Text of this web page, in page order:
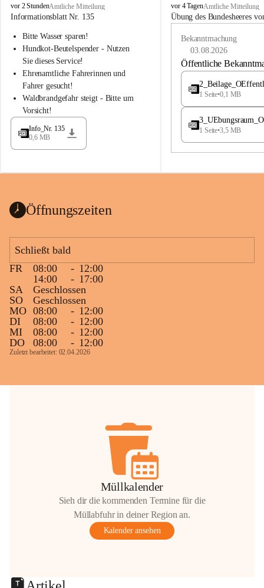
B
u
h
a
d
l
a
vor 2 StundenAmtliche Mitteilung
Informationsblatt Nr. 135
Bitte Wasser sparen!
Hundkot-Beutelspender - Nutzen
Sie dieses Service!
Ehrenamtliche Fahrerinnen und
Fahrer gesucht!
Waldbrandgefahr steigt - Bitte um
Vorsicht!
Info_Nr. 135
0,6 MB
B
u
e
a
vor 4 TagenAmtliche Mitteilung
Übung des Bundesheeres
Bekanntmachung
03.08.2026
Öffentliche
1 Seite•0,1 MB
1 Seite•3,5 MB
Öffnungszeiten
Schließt bald
FR
08:00 - 12:00
14:00
- 17:00
SA
Geschlossen
SO
Geschlossen
MO 08:00 - 12:00
DI
08:00 - 12:00
MI
08:00 - 12:00
DO
08:00 - 12:00
Zuletzt bearbeitet: 02.04.2026
Müllkalender
Sieh dir die kommenden Termine für die
Müllabfuhr in deiner Region an.
Kalender ansehen